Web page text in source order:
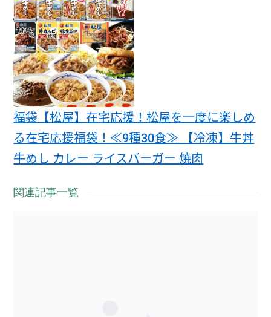
福袋【松屋】在宅応援！松屋を一度に楽しめ
る在宅応援福袋！≪9種30食≫ 【冷凍】牛丼
牛めし カレー ライスバーガー 焼肉
関連記事一覧